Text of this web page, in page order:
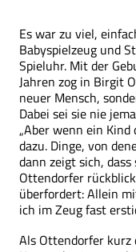
Es war zu viel,
Babyspielzeug und
Spieluhr. Mit der
Jahren zog in Birgit
neuer Mensch,
Dabei sei sie nie
„Aber wenn ein
dazu. Dinge, von
dann zeigt sich,
Ottendorfer
überfordert: Allein
ich im Zeug fast
Als Ottendorfer kurz